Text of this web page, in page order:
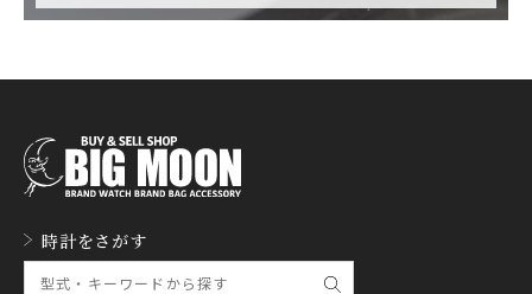
ファーブル・ルーバ フォルティス
FRANCK MULLER NT
GERALD GENTA
ジェラルド・ジェンタ
GLASHUTTE ORIGINA
L
グラスヒュッテ・オリジ
ナル
グッチ
時計をさがす